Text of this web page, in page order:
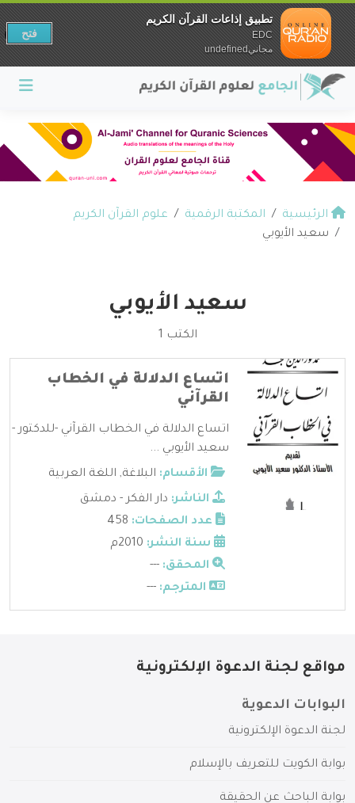
الرئيسية المكتبة الرقمية
علوم القرآن الكريم
سعيد الأيوبي
سعيد الأيوبي
الكتب 1
اتساع الدلالة في الخطاب
القرآني
اتساع الدلالة في الخطاب القرآني -للدكتور -
سعيد الأيوبي ...
الأقسام: البلاغة, اللغة العربية
الناشر: دار الفكر - دمشق
عدد الصفحات:
سنة النشر:
المحقق: ---
المترجم: ---
مواقع لجنة الدعوة الإلكترونية
البوابات الدعوية
لجنة الدعوة الإلكترونية
بوابة الكويت للتعريف بالإسلام
بوابة الباحث عن الحقيقة
تطبيق إذاعات القرآن الكريم
EDC
مجانيundefined
فتح